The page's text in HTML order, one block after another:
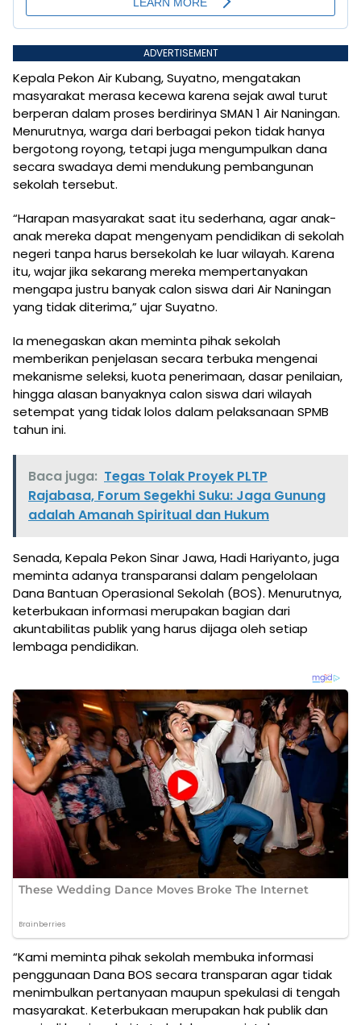
ADVERTISEMENT
Kepala Pekon Air Kubang, Suyatno, mengatakan
masyarakat merasa kecewa karena sejak awal turut
berperan dalam proses berdirinya SMAN 1 Air Naningan.
Menurutnya, warga dari berbagai pekon tidak hanya
bergotong royong, tetapi juga mengumpulkan dana
secara swadaya demi mendukung pembangunan
sekolah tersebut.
“Harapan masyarakat saat itu sederhana, agar anak-
anak mereka dapat mengenyam pendidikan di sekolah
negeri tanpa harus bersekolah ke luar wilayah. Karena
itu, wajar jika sekarang mereka mempertanyakan
mengapa justru banyak calon siswa dari Air Naningan
yang tidak diterima,” ujar Suyatno.
Ia menegaskan akan meminta pihak sekolah
memberikan penjelasan secara terbuka mengenai
mekanisme seleksi, kuota penerimaan, dasar penilaian,
hingga alasan banyaknya calon siswa dari wilayah
setempat yang tidak lolos dalam pelaksanaan SPMB
tahun ini.
Baca juga: Tegas Tolak Proyek PLTP
Rajabasa, Forum Segekhi Suku: Jaga Gunung
adalah Amanah Spiritual dan Hukum
Senada, Kepala Pekon Sinar Jawa, Hadi Hariyanto, juga
meminta adanya transparansi dalam pengelolaan
Dana Bantuan Operasional Sekolah (BOS). Menurutnya,
keterbukaan informasi merupakan bagian dari
akuntabilitas publik yang harus dijaga oleh setiap
lembaga pendidikan.
“Kami meminta pihak sekolah membuka informasi
penggunaan Dana BOS secara transparan agar tidak
menimbulkan pertanyaan maupun spekulasi di tengah
masyarakat. Keterbukaan merupakan hak publik dan